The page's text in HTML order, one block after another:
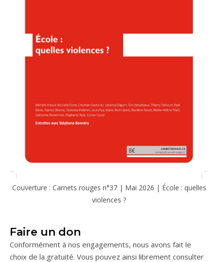
Couverture : Carnets rouges n°37 | Mai 2026 | École : quelles
violences ?
Faire un don
Conformément à nos engagements, nous avons fait le
choix de la gratuité. Vous pouvez ainsi librement consulter